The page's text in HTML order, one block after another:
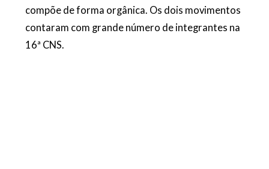
compõe de forma orgânica. Os dois movimentos
contaram com grande número de integrantes na
16ª CNS.